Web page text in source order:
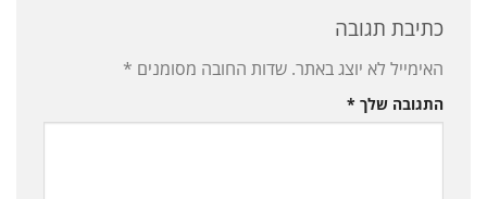
כתיבת תגובה
האימייל לא יוצג באתר. שדות החובה מסומנים *
התגובה שלך *